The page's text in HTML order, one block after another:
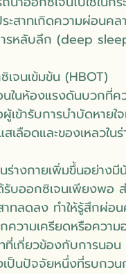
ะสาทเกิดความผ่อนค
ารหลับลึก (deep
จนเข้มข้น (HBOT)
ในห้องแรงดันบวกที่
ข้ารับการบำบัดหายใจ
สเลือดและของเหลว
ร่างกายเพิ่มขึ้นอย่าง
รับออกซิเจนเพียงพอ
าทลดลง ทำให้รู้สึกผ่อ
วามเครียดหรือควา
ที่เกี่ยวข้องกับการนอ
เป็นปัจจัยหนึ่งที่รบกว